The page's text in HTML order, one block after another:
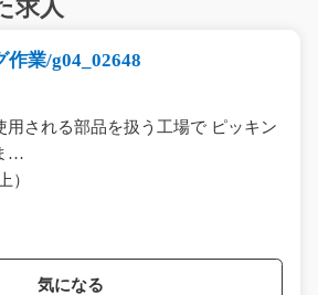
求人
業/g04_02648
用される部品を扱う工場で ピッキン
…
）
気になる